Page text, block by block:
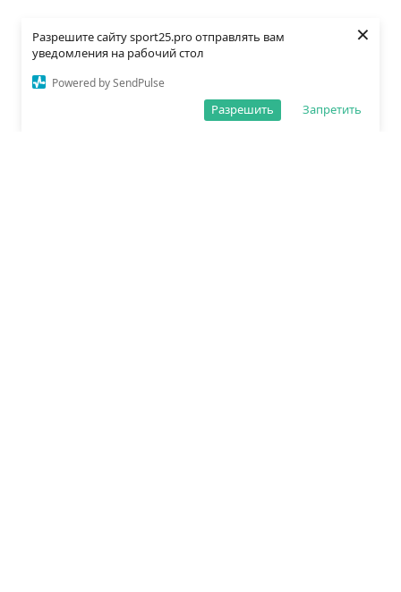
Разрешите сайту sport25.pro отправлять вам
уведомления на рабочий стол
Powered by SendPulse
Запретить
Разрешить
×